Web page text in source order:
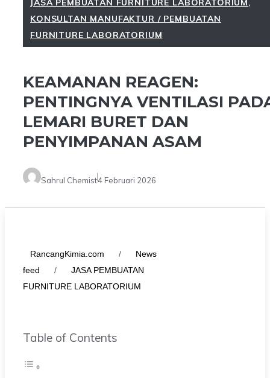
JASA PEMBUATAN FURNITURE LABORATORIUM,
KONSULTAN MANUFAKTUR / PEMBUATAN
FURNITURE LABORATORIUM
KEAMANAN REAGEN:
PENTINGNYA VENTILASI
LEMARI BURET DAN
PENYIMPANAN ASAM
Sahrul Chemist4 Februari 2026
RancangKimia.com /
News
feed
/
JASA PEMBUATAN
FURNITURE LABORATORIUM
Table of Contents